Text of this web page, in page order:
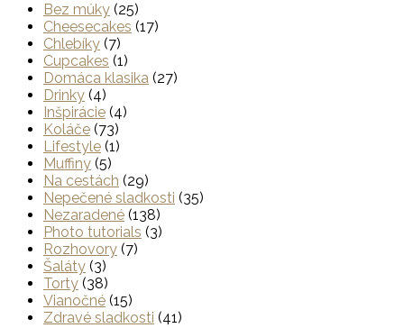
Bez múky (25)
Cheesecakes (17)
Chlebíky (7)
Cupcakes (1)
Domáca klasika (27)
Drinky (4)
Inšpirácie (4)
Koláče (73)
Lifestyle (1)
Muffiny (5)
Na cestách (29)
Nepečené sladkosti (35)
Nezaradené (138)
Photo tutorials (3)
Rozhovory (7)
Šaláty (3)
Torty (38)
Vianočné (15)
Zdravé sladkosti (41)